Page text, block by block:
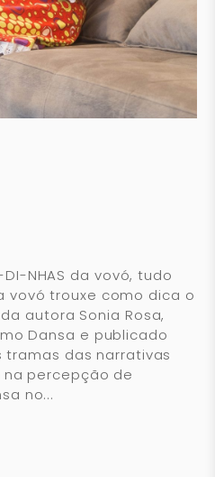
NHAS da vovó, tudo
vovó trouxe como dica o
da autora Sonia Rosa,
Dansa e publicado
tramas das narrativas
percepção de
no...